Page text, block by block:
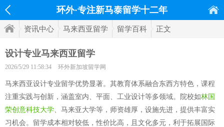
环外·专注新马泰留学十二年
资讯中心 马来西亚留学 留学百科 正文
设计专业马来西亚留学
2026/5/29 11:58:34 环外新加坡留学网
马来西亚设计专业留学优势显著。其教育体系融合东西方特色，课程
注重实践与创新，涵盖室内、平面、工业设计等多领域。院校如林国
荣创意科技大学、马来亚大学等，师资雄厚，设施先进，提供丰富实
习机会。留学成本相对较低，性价比高，且文化多元，利于拓展国际